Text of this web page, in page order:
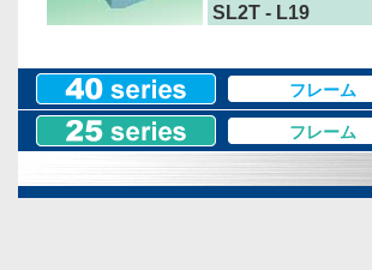
SL2T - L19
フレーム
フレーム